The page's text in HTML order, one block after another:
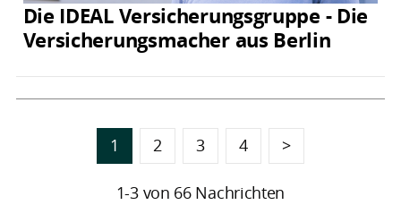
Die IDEAL Versicherungsgruppe - Die
Versicherungsmacher aus Berlin
1 2 3 4 >
1-3 von 66 Nachrichten